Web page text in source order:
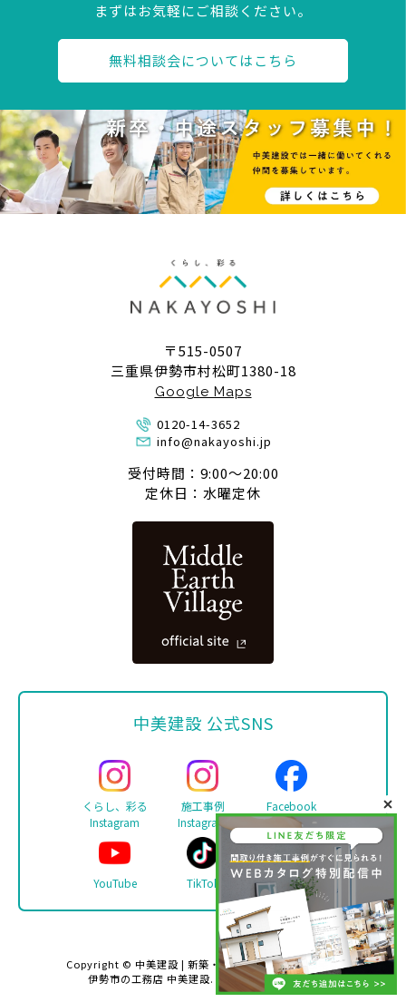
まずはお気軽にご相談ください。
無料相談会についてはこちら
〒515-0507
三重県伊勢市村松町1380-18
Google Maps
0120-14-3652
info@nakayoshi.jp
受付時間：9:00〜20:00
定休日：水曜定休
中美建設 公式SNS
くらし、彩る
Instagram
施工事例
Instagram
Facebook
YouTube TikTok LINE
Copyright © 中美建設 | 新築・リフォーム・注文住宅は
伊勢市の工務店 中美建設. All rights reserved.